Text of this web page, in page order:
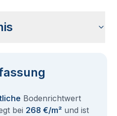
Bodenrichtwert
bei 268 €/m² und ist